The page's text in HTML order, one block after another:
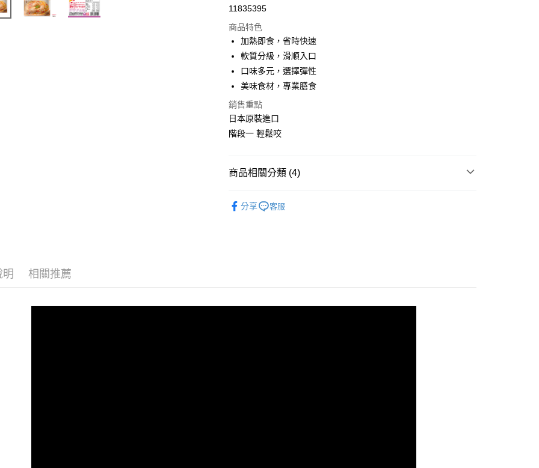
運送方式
宅配
每筆NT$80，滿NT$888(含以上)免運費
11835395
商品特色
加熱即食，省時快速
軟質分級，滑順入口
口味多元，選擇彈性
美味食材，專業膳食
銷售重點
日本原裝進口
階段一 輕鬆咬
商品相關分類 (4)
分享 客服
明 相關推薦